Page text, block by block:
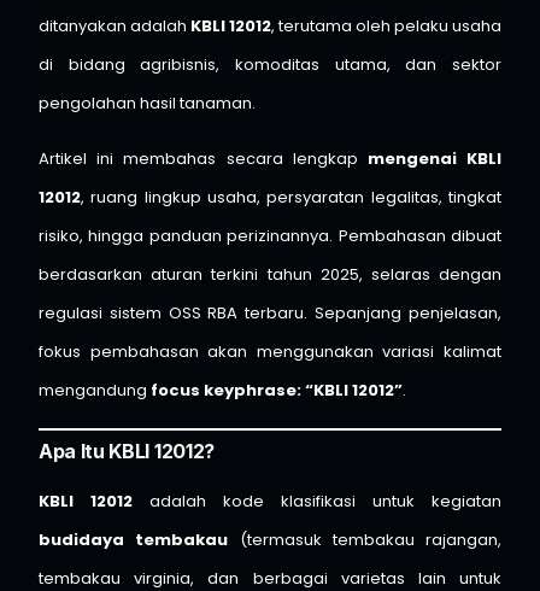
ditanyakan adalah KBLI 12012, terutama oleh pelaku usaha
di bidang agribisnis, komoditas utama, dan sektor
pengolahan hasil tanaman.
Artikel ini membahas secara lengkap mengenai KBLI
12012, ruang lingkup usaha, persyaratan legalitas, tingkat
risiko, hingga panduan perizinannya. Pembahasan dibuat
berdasarkan aturan terkini tahun 2025, selaras dengan
regulasi sistem OSS RBA terbaru. Sepanjang penjelasan,
fokus pembahasan akan menggunakan variasi kalimat
mengandung focus keyphrase: “KBLI 12012”.
Apa Itu KBLI 12012?
KBLI 12012 adalah kode klasifikasi untuk kegiatan
budidaya tembakau (termasuk tembakau rajangan,
tembakau virginia, dan berbagai varietas lain untuk